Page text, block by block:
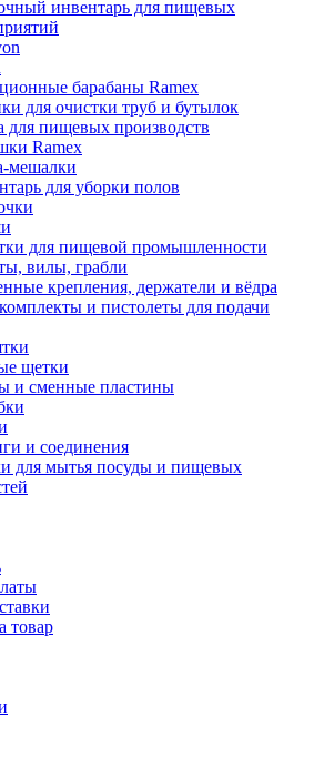
инвентарь для пищевых
барабаны Ramex
для очистки труб и бутылок
для пищевых производств
Ramex
мешалки
для уборки полов
для пищевой промышленности
вилы, грабли
крепления, держатели и вёдра
и пистолеты для подачи
щетки
и сменные пластины
и соединения
для мытья посуды и пищевых
товар